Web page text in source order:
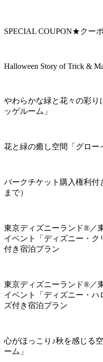
SPECIAL COUPON★クー
Halloween Story of Trick &
やわらかな緑と花々の彩り
ッゲルーム」
花と緑の癒し空間「グロー
パークチケット購入権利付
まで）
東京ディズニーランド®／
イベント「ディズニー・
付き宿泊プラン
東京ディズニーランド®／
イベント「ディズニー・ハ
ズ付き宿泊プラン
心がほっこり♪秋を感じる
ーム」